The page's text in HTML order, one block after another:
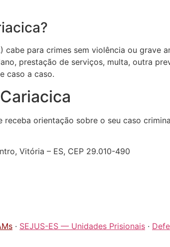
para crimes sem violência ou grave
prestação de serviços, multa, outra
caso a caso.
receba orientação sobre o seu caso
Vitória – ES, CEP 29.010-490
· SEJUS-ES — Unidades Prisionais ·